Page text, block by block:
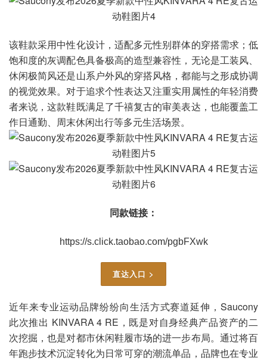
该鞋款采用中性化设计，适配多元性别群体的穿搭需求；低
饱和度的灰调配色具备极高的造型兼容性，无论是工装风、
休闲极简风还是山系户外风的穿搭风格，都能与之形成协调
的视觉效果。对于追求个性表达又注重实用属性的年轻消费
者来说，这款鞋既满足了千禧复古的审美表达，也能覆盖工
作日通勤、周末休闲出行等多元生活场景。
同款链接：
https://s.click.taobao.com/pgbFXwk
直达入口 >
近年来专业运动品牌纷纷向生活方式赛道延伸，Saucony
此次推出 KINVARA 4 RE，既是对自身经典产品资产的二
次挖掘，也是对都市休闲鞋履市场的进一步布局。通过将百
年跑步技术沉淀转化为日常可穿的潮流单品，品牌也在专业